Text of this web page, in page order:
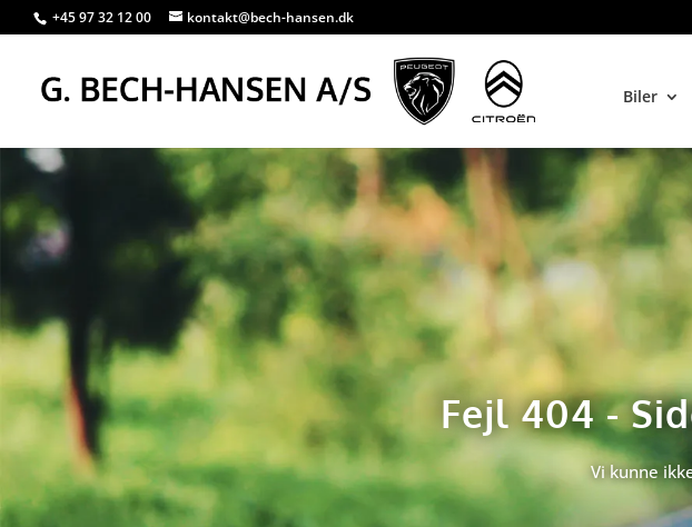
+45 97 32 12 00 kontakt@bech-hansen.dk
Biler
Fejl 404 -
Vi kunne